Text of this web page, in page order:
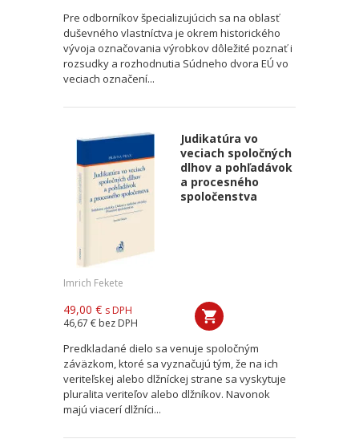
Pre odborníkov špecializujúcich sa na oblasť
duševného vlastníctva je okrem historického
vývoja označovania výrobkov dôležité poznať i
rozsudky a rozhodnutia Súdneho dvora EÚ vo
veciach označení...
Judikatúra vo
veciach spoločných
dlhov a pohľadávok
a procesného
spoločenstva
Imrich Fekete
49,00 € s DPH
46,67 € bez DPH
Predkladané dielo sa venuje spoločným
záväzkom, ktoré sa vyznačujú tým, že na ich
veriteľskej alebo dlžníckej strane sa vyskytuje
pluralita veriteľov alebo dlžníkov. Navonok
majú viacerí dlžníci...